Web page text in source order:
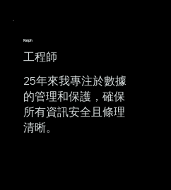
Ralph
​工程師
25年來我專注於數據
的管理和保護，確保
所有資訊安全且條理
清晰。